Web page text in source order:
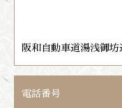
阪和自動車道湯浅御
電話番号